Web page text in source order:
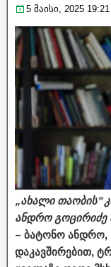
5 მაისი, 2025 19:21
„ახალი თაობის’’
ანდრო გოცირიძე
– ბატონო ანდრო,
დაკავშირებით,